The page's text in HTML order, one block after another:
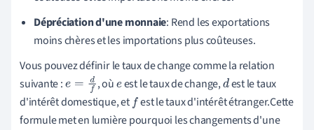
Dépréciation d'une monnaie: Rend les exportations
moins chères et les importations plus coûteuses.
Vous pouvez définir le taux de change comme la relation
suivante :e=df , oùeest le taux de change,dest le taux
d'intérêt domestique, etf est le taux d'intérêt étranger.Cette
formule met en lumière pourquoi les changements d'une